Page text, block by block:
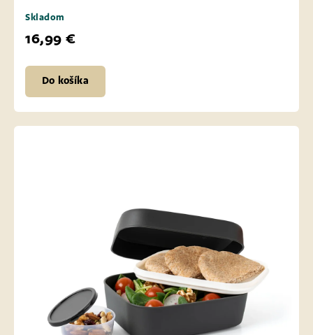
Skladom
16,99 €
Do košíka